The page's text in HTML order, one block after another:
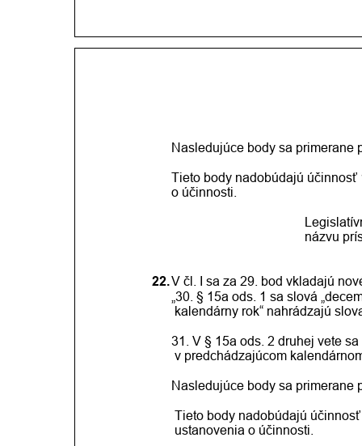
Nasledujúce body sa primerane
Tieto body nadobúdajú
o účinnosti.
názvu
22.V čl. I sa za 29. bod vkladajú
„30. § 15a ods. 1 sa slová
kalendárny rok“ nahrádzajú
31. V § 15a ods. 2 druhej vete
v predchádzajúcom
Nasledujúce body sa primerane
Tieto body nadobúdajú
ustanovenia o účinnosti.